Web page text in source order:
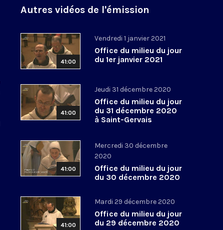
Autres vidéos de l'émission
41:00
Vendredi 1 janvier 2021
Office du milieu du jour
du 1er janvier 2021
41:00
Jeudi 31 décembre 2020
Office du milieu du jour
du 31 décembre 2020
à Saint-Gervais
41:00
Mercredi 30 décembre
2020
Office du milieu du jour
du 30 décembre 2020
41:00
Mardi 29 décembre 2020
Office du milieu du jour
du 29 décembre 2020